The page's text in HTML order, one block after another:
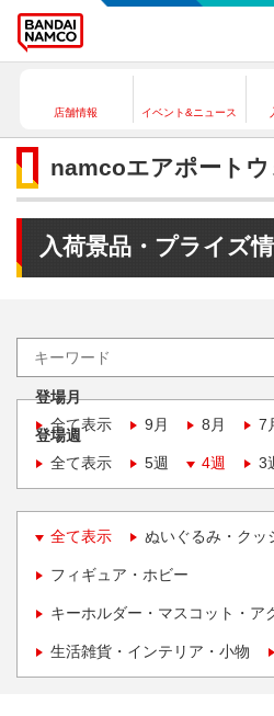
店舗情報 イベント&ニュース
namcoエアポートウ
入荷景品・プライズ
登場月
全て表示
9月 8月 7
登場週
全て表示
5週 4週 3
全て表示 ぬいぐるみ・クッ
フィギュア・ホビー
キーホルダー・マスコット・ア
生活雑貨・インテリア・小物